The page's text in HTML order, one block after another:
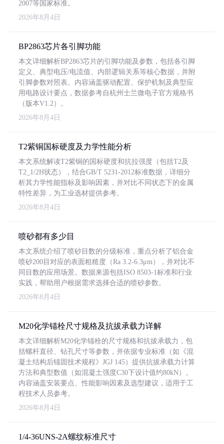
2007等国家标准。
2026年8月4日
BP2863芯片各引脚功能
本文详细解析BP2863芯片的引脚功能及参数，包括各引脚
定义、典型电压/电流值、内部逻辑关系等核心数据，并附
引脚参数对照表。内容涵盖驱动配置、保护机制及典型应
用电路设计要点，数据参考自杭州士兰微电子官方规格书
（版本V1.2）。
2026年8月4日
T2紫铜国标硬度及力学性能分析
本文系统解读T2紫铜的国标硬度和抗拉强度（包括T2及
T2_1/2H状态），结合GB/T 5231-2012标准数据，详细分
析其力学性能指标及影响因素，并对比不同状态下的金属
特性差异，为工业选材提供参考。
2026年8月4日
喷砂都有多少目
本文系统介绍了喷砂目数的分级标准，重点分析了铝合金
喷砂200目对应的表面粗糙度（Ra 3.2-6.3μm），并对比不
同目数的应用场景。数据来源包括ISO 8503-1标准和行业
实践，帮助用户根据需求选择合适的喷砂参数。
2026年8月4日
M20化学锚栓尺寸规格及抗拔承载力详解
本文详细解析M20化学锚栓的尺寸规格和抗拔承载力，包
括螺杆直径、钻孔尺寸等参数，并依据专业标准（如《混
凝土结构后锚固技术规程》JGJ 145）提供抗拔承载力计算
方法和典型数值（如混凝土强度C30下设计值约80kN）。
内容涵盖安装要点、性能影响因素及选型建议，适用于工
程技术人员参考。
2026年8月4日
1/4-36UNS-2A螺纹标准尺寸